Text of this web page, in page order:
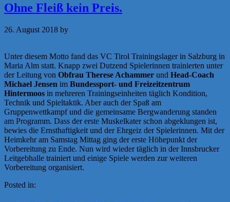
Ohne Fleiß kein Preis.
26. August 2018 by
Unter diesem Motto fand das VC Tirol Trainingslager in Salzburg in
Maria Alm statt. Knapp zwei Dutzend Spielerinnen trainierten unter
der Leitung von Obfrau Therese Achammer und Head-Coach
Michael Jensen im Bundessport- und Freizeitzentrum
Hintermoos in mehreren Trainingseinheiten täglich Kondition,
Technik und Spieltaktik. Aber auch der Spaß am
Gruppenwettkampf und die gemeinsame Bergwanderung standen
am Programm. Dass der erste Muskelkater schon abgeklungen ist,
bewies die Ernsthaftigkeit und der Ehrgeiz der Spielerinnen. Mit der
Heimkehr am Samstag Mittag ging der erste Höhepunkt der
Vorbereitung zu Ende. Nun wird wieder täglich in der Innsbrucker
Leitgebhalle trainiert und einige Spiele werden zur weiteren
Vorbereitung organisiert.
Posted in: